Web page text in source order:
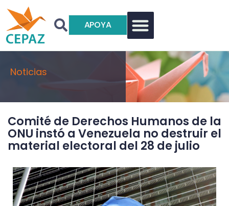
APOYA
Noticias
Comité de Derechos Humanos de la
ONU instó a Venezuela no destruir el
material electoral del 28 de julio